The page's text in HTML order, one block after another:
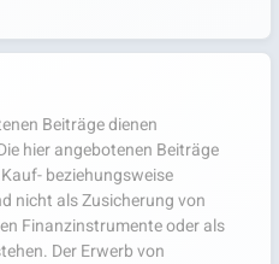
Beiträge dienen
hier angebotenen Beiträge
beziehungsweise
nicht als Zusicherung von
Finanzinstrumente oder als
Der Erwerb von